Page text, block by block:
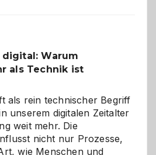
Warum
als Technik ist
als rein technischer Begriff
unserem digitalen Zeitalter
weit mehr. Die
nicht nur Prozesse,
wie Menschen und